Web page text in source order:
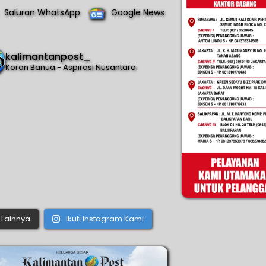
Saluran WhatsApp Google News
kalimantanpost_
Koran Banua - Aspirasi Nusantara
Lainnya Ikuti Instagram Kami